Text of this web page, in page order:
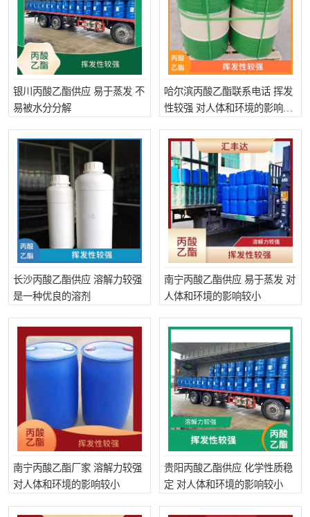
银川丙酸乙酯供应 易于蒸发 不
易被水分分解
哈尔滨丙酸乙酯联系电话 挥发
性较强 对人体和环境的影响较
长沙丙酸乙酯供应 溶解力较强
是一种优良的溶剂
南宁丙酸乙酯供应 易于蒸发 对
人体和环境的影响较小
南宁丙酸乙酯厂家 溶解力较强
对人体和环境的影响较小
贵阳丙酸乙酯供应 化学性质稳
定 对人体和环境的影响较小